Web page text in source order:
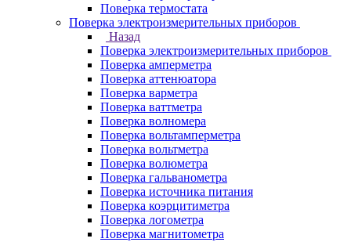
Поверка термостата
Поверка электроизмерительных приборов
Назад
Поверка электроизмерительных приборов
Поверка амперметра
Поверка аттенюатора
Поверка варметра
Поверка ваттметра
Поверка волномера
Поверка вольтамперметра
Поверка вольтметра
Поверка волюметра
Поверка гальванометра
Поверка источника питания
Поверка коэрцитиметра
Поверка логометра
Поверка магнитометра